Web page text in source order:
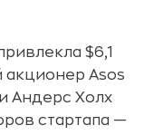
$6,1
акционер Asos
Андерс Холх
стартапа —